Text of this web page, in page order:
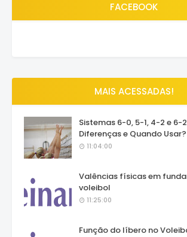
FACEBOOK
MAIS ACESSADAS!
Sistemas 6-0, 5-1, 4-2 e 6-
Diferenças e Quando Usar?
11:04:00
Valências físicas em
voleibol
11:25:00
Função do líbero no